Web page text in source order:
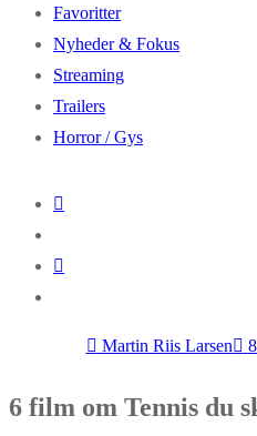
Favoritter
Nyheder & Fokus
Streaming
Trailers
Horror / Gys
Martin Riis Larsen
6 film om Tennis du